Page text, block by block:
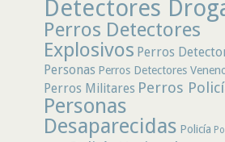
Detectores
Perros Detectores
Explosivos Perros
Personas Perros Detectores
Perros Militares Perros
Personas
Desaparecidas Policía